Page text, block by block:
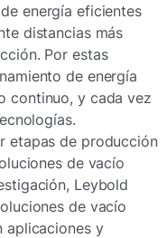
energía eficientes
distancias más
Por estas
de energía
continuo, y cada vez
etapas de producción
de vacío
Leybold
de vacío
aplicaciones y